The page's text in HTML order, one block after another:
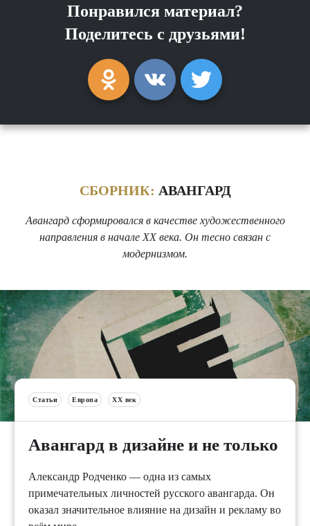
Понравился материал?
Поделитесь с друзьями!
СБОРНИК: АВАНГАРД
Авангард сформировался в качестве художественного
направления в начале XX века. Он тесно связан с
модернизмом.
Статьи Европа XX век
Авангард в дизайне и не только
Александр Родченко — одна из самых
примечательных личностей русского авангарда. Он
оказал значительное влияние на дизайн и рекламу во